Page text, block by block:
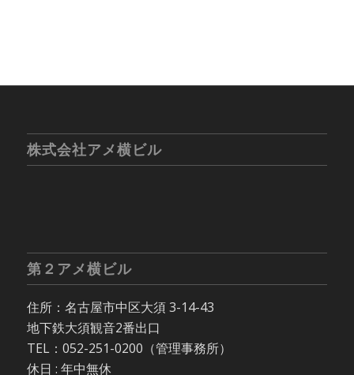
株式会社アメ横ビル
第２アメ横ビル
住所：名古屋市中区大須 3-14-43
地下鉄大須観音2番出口
TEL：052-251-0200（管理事務所）
休日 : 年中無休